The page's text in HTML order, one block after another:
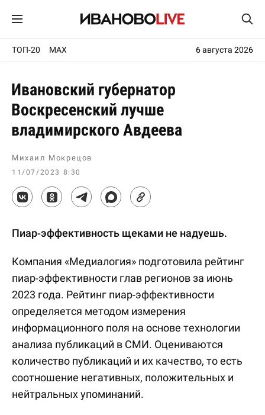
ТОП-20 MAX 6 августа 2026
Ивановский губернатор
Воскресенский лучше
владимирского Авдеева
Михаил Мокрецов
11/07/2023 8:30
Пиар-эффективность щеками не надуешь.
Компания «Медиалогия» подготовила рейтинг
пиар-эффективности глав регионов за июнь
2023 года. Рейтинг пиар-эффективности
определяется методом измерения
информационного поля на основе технологии
анализа публикаций в СМИ. Оцениваются
количество публикаций и их качество, то есть
соотношение негативных, положительных и
нейтральных упоминаний.